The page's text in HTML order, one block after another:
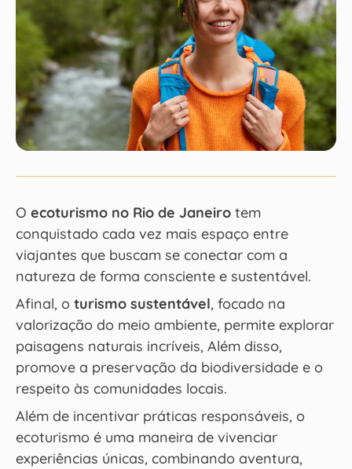
O ecoturismo no Rio de Janeiro tem
conquistado cada vez mais espaço entre
viajantes que buscam se conectar com a
natureza de forma consciente e sustentável.
Afinal, o turismo sustentável, focado na
valorização do meio ambiente, permite explorar
paisagens naturais incríveis, Além disso,
promove a preservação da biodiversidade e o
respeito às comunidades locais.
Além de incentivar práticas responsáveis, o
ecoturismo é uma maneira de vivenciar
experiências únicas, combinando aventura,